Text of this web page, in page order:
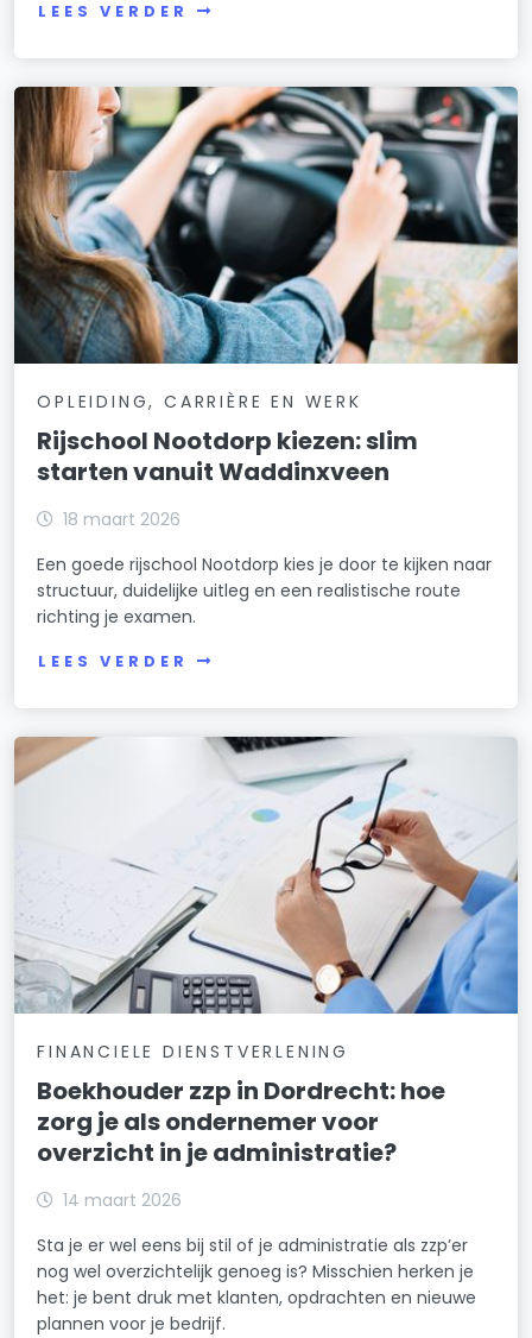
LEES VERDER
OPLEIDING, CARRIÈRE EN WERK
Rijschool Nootdorp kiezen: slim
starten vanuit Waddinxveen
18 maart 2026
Een goede rijschool Nootdorp kies je door te kijken naar
structuur, duidelijke uitleg en een realistische route
richting je examen.
LEES VERDER
FINANCIELE DIENSTVERLENING
Boekhouder zzp in Dordrecht: hoe
zorg je als ondernemer voor
overzicht in je administratie?
14 maart 2026
Sta je er wel eens bij stil of je administratie als zzp’er
nog wel overzichtelijk genoeg is? Misschien herken je
het: je bent druk met klanten, opdrachten en nieuwe
plannen voor je bedrijf.